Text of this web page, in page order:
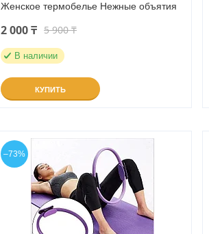
Женское термобелье Нежные объятия
2 000 ₸ 5 900 ₸
В наличии
КУПИТЬ
–73%